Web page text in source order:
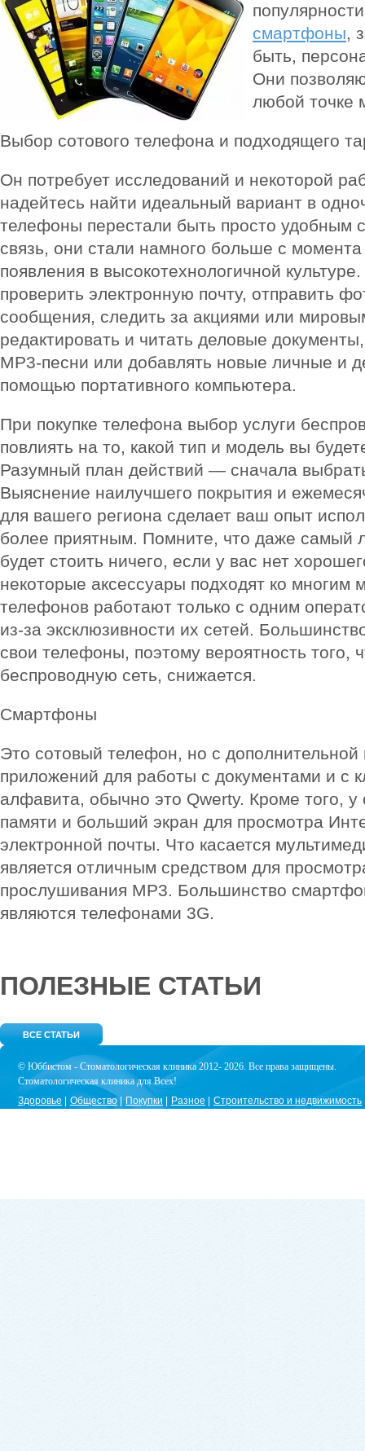
смартфоны,
быть,
Они
любой точке
Выбор сотового телефона и подходящего
Он потребует исследований и некоторой
надейтесь найти идеальный вариант в
телефоны перестали быть просто удобным
связь, они стали намного больше с момента
появления в высокотехнологичной
проверить электронную почту, отправить
сообщения, следить за акциями или
редактировать и читать деловые
MP3-песни или добавлять новые личные и
помощью портативного компьютера.
При покупке телефона выбор услуги
повлиять на то, какой тип и модель вы
Разумный план действий — сначала
Выяснение наилучшего покрытия и
для вашего региона сделает ваш опыт
более приятным. Помните, что даже самый
будет стоить ничего, если у вас нет
некоторые аксессуары подходят ко многим
телефонов работают только с одним
из-за эксклюзивности их сетей.
свои телефоны, поэтому вероятность того,
беспроводную сеть, снижается.
Смартфоны
Это сотовый телефон, но с дополнительной
приложений для работы с документами и с
алфавита, обычно это Qwerty. Кроме того,
памяти и больший экран для просмотра
электронной почты. Что касается
является отличным средством для
прослушивания MP3. Большинство
являются телефонами 3G.
ПОЛЕЗНЫЕ СТАТЬИ
ВСЕ СТАТЬИ
© Юббистом - Стоматологическая клиника 2012- 2026. Все права защищены.
Стоматологическая клиника для Всех!
Здоровье
Общество Покупки Разное Строительство и недвижимость